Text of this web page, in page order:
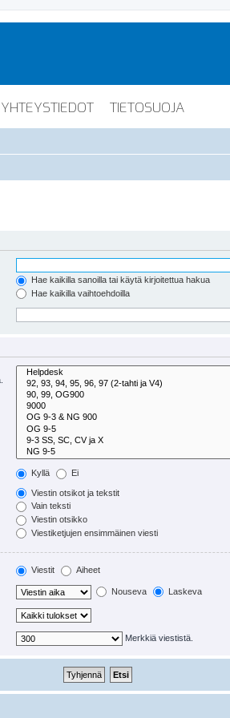
YHTEYSTIEDOT TIETOSUOJA
Hae kaikilla sanoilla tai käytä kirjoitettua hakua
Hae kaikilla vaihtoehdoilla
Kyllä Ei
Viestin otsikot ja tekstit
Vain teksti
Viestin otsikko
Viestiketjujen ensimmäinen viesti
Viestit Aiheet
Nouseva Laskeva
Merkkiä viestistä.